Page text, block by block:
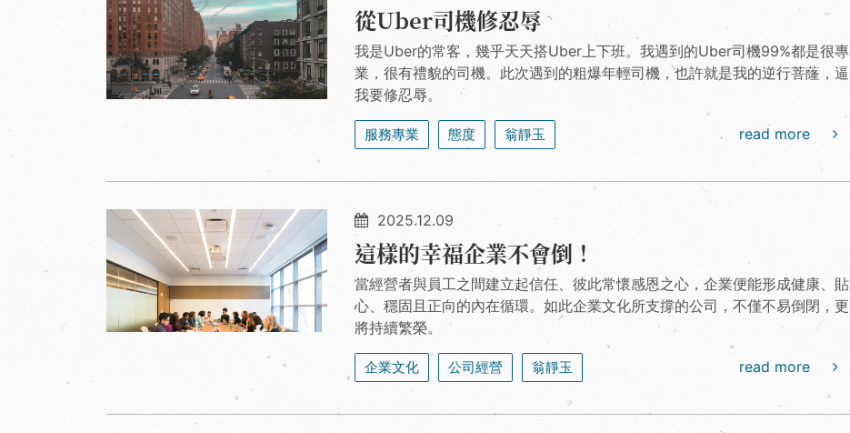
從Uber司機修忍辱
我是Uber的常客，幾乎天天搭Uber上下班。我遇到的Uber司機99%都是很專
業，很有禮貌的司機。此次遇到的粗爆年輕司機，也許就是我的逆行菩蕯，逼
我要修忍辱。
服務專業 態度 翁靜玉 read more
2025.12.09
這樣的幸福企業不會倒！
當經營者與員工之間建立起信任、彼此常懷感恩之心，企業便能形成健康、貼
心、穩固且正向的內在循環。如此企業文化所支撐的公司，不僅不易倒閉，更
將持續繁榮。
企業文化 公司經營 翁靜玉 read more